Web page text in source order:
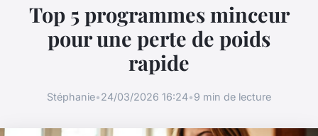
Top 5 programmes minceur
pour une perte de poids
rapide
Stéphanie•24/03/2026 16:24•9 min de lecture